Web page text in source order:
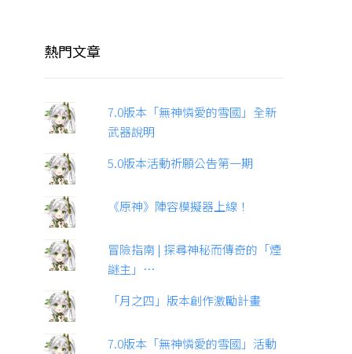
熱門文章
7.0版本「無神憐愛的雪國」全新
武器說明
5.0版本活動祈願公告第一期
《原神》陣容模擬器上線！
冒險指南 | 探尋神秘而傳奇的「煙
謎主」…
「月之四」版本創作激勵計畫
7.0版本「無神憐愛的雪國」活動